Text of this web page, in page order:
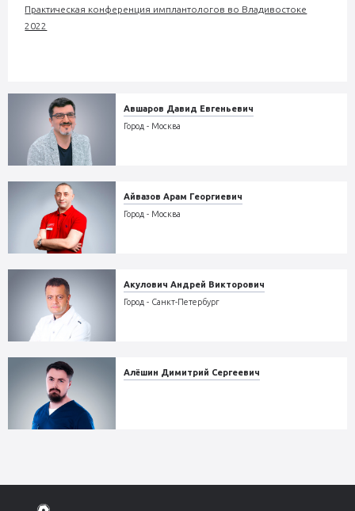
Авшаров Давид Евгеньевич
Город - Москва
Айвазов Арам Георгиевич
Город - Москва
Акулович Андрей Викторович
Город - Санкт-Петербург
Алёшин Димитрий Сергеевич
Практическая конференция имплантологов во Владивостоке
2022